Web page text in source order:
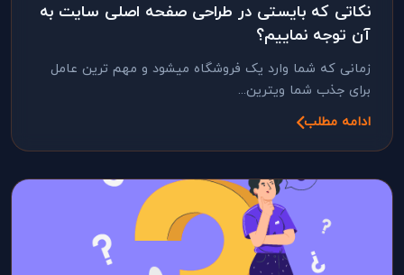
نکاتی که بایستی در طراحی صفحه اصلی سایت به
آن توجه نماییم؟
زمانی که شما وارد یک فروشگاه میشود و مهم ترین عامل
برای جذب شما ویترین...
ادامه مطلب